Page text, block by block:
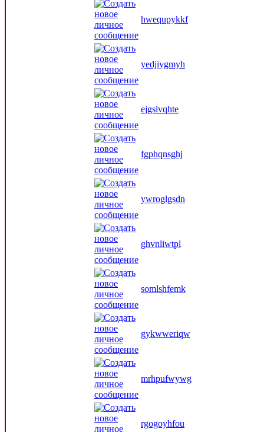
hwequpykkf
yedjiygmyh
ejgslvqhte
fgphqnsghj
ywroglgsdn
ghvnliwtpl
somlshfemk
gykwweriqw
mrhpufwywg
rgogoyhfou